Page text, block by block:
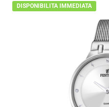
DISPONIBILITA IMMEDIATA